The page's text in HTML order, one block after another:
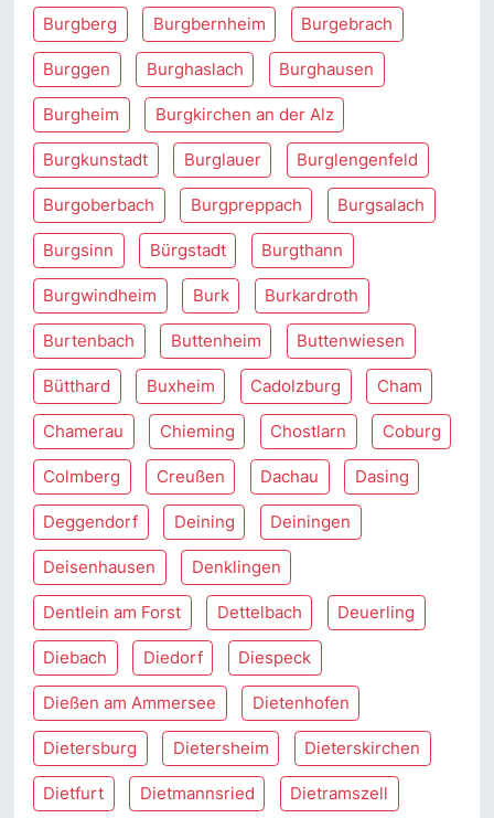
Burgberg Burgbernheim Burgebrach
Burggen Burghaslach Burghausen
Burgheim Burgkirchen an der Alz
Burgkunstadt Burglauer Burglengenfeld
Burgoberbach Burgpreppach Burgsalach
Burgsinn Bürgstadt Burgthann
Burgwindheim Burk Burkardroth
Burtenbach Buttenheim Buttenwiesen
Bütthard Buxheim Cadolzburg Cham
Chamerau Chieming Chostlarn Coburg
Colmberg Creußen Dachau Dasing
Deggendorf Deining Deiningen
Deisenhausen Denklingen
Dentlein am Forst Dettelbach Deuerling
Diebach Diedorf Diespeck
Dießen am Ammersee Dietenhofen
Dietersburg Dietersheim Dieterskirchen
Dietfurt Dietmannsried Dietramszell